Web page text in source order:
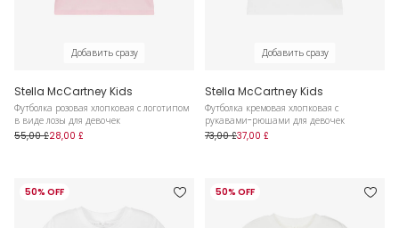
Добавить сразу
Stella McCartney Kids
Футболка розовая хлопковая с логотипом
в виде лозы для девочек
55,00 £28,00 £
Добавить сразу
Stella McCartney Kids
Футболка кремовая хлопковая с
рукавами-рюшами для девочек
73,00 £37,00 £
50% OFF 50% OFF